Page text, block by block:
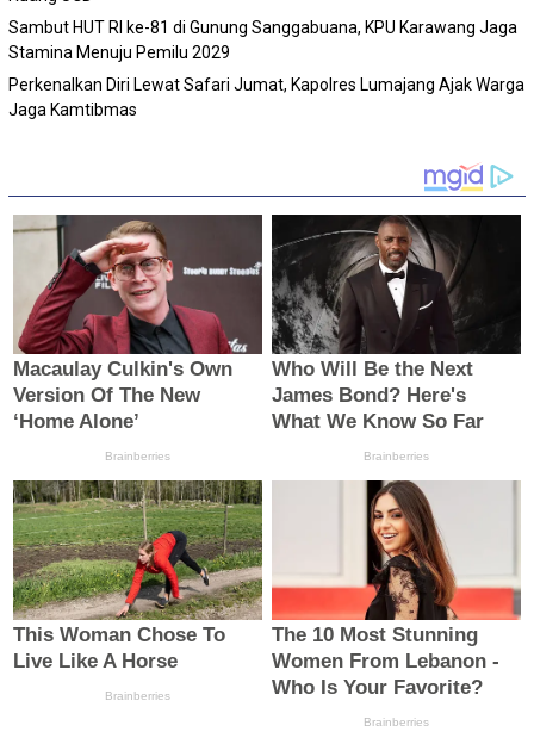
Sambut HUT RI ke-81 di Gunung Sanggabuana, KPU Karawang Jaga
Stamina Menuju Pemilu 2029
Perkenalkan Diri Lewat Safari Jumat, Kapolres Lumajang Ajak Warga
Jaga Kamtibmas